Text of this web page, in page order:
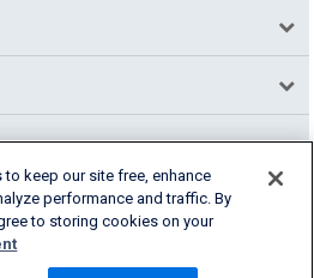
Cookie Settings
keep our site free, enhance
performance and traffic. By
to storing cookies on your